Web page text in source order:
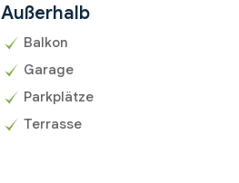
Außerhalb
Balkon
Garage
Parkplätze
Terrasse